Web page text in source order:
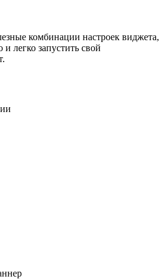
комбинации настроек виджета,
легко запустить свой